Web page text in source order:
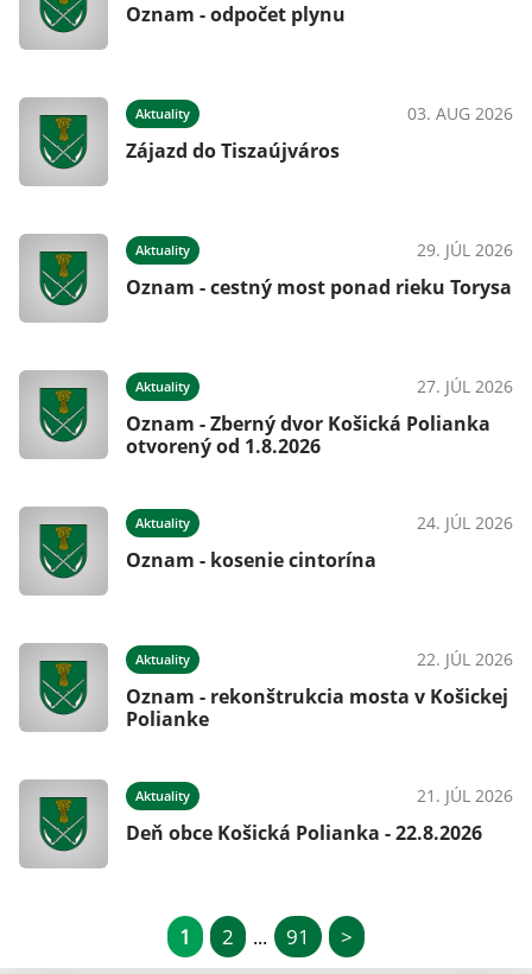
Oznam - odpočet plynu
Aktuality 03. AUG 2026
Zájazd do Tiszaújváros
Aktuality 29. JÚL 2026
Oznam - cestný most ponad rieku Torysa
Aktuality 27. JÚL 2026
Oznam - Zberný dvor Košická Polianka
otvorený od 1.8.2026
Aktuality 24. JÚL 2026
Oznam - kosenie cintorína
Aktuality 22. JÚL 2026
Oznam - rekonštrukcia mosta v Košickej
Polianke
Aktuality 21. JÚL 2026
Deň obce Košická Polianka - 22.8.2026
1 2 ... 91 >